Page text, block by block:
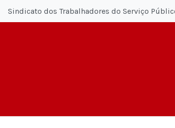
Sindicato dos Trabalhadores do Serviço